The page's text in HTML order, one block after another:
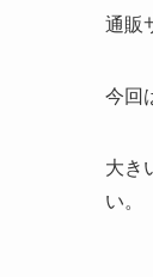
通販
今回
大き
い。